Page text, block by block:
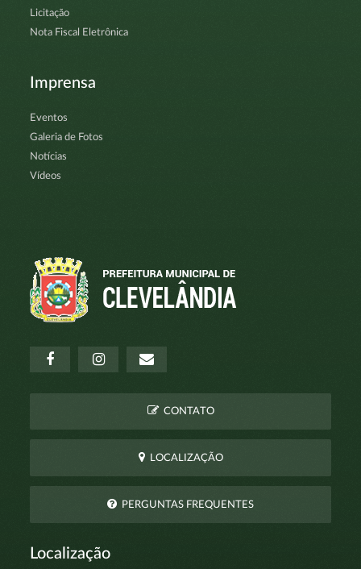
Licitação
Nota Fiscal Eletrônica
Imprensa
Eventos
Galeria de Fotos
Notícias
Vídeos
CONTATO
LOCALIZAÇÃO
PERGUNTAS FREQUENTES
Localização